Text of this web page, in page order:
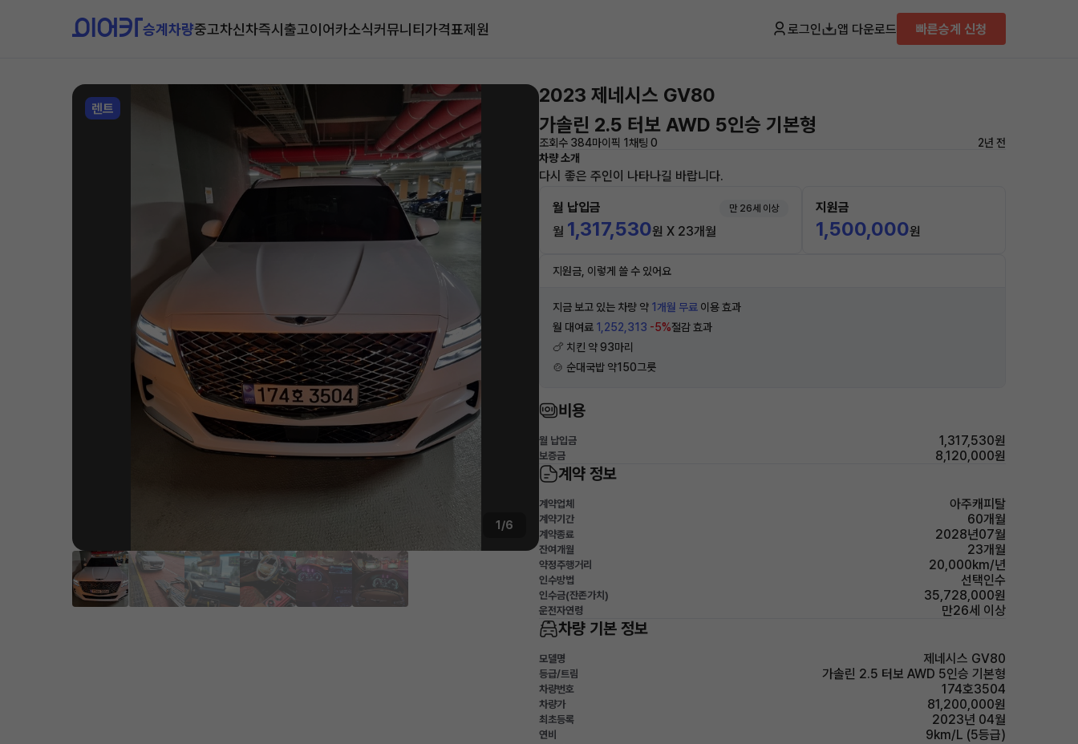
승계차량중고차신차즉시출고이어카소식커뮤니티가격표제원 로그인 앱 다운로드 빠른승계 신청
렌트
1/6
2023 제네시스 GV80
가솔린 2.5 터보 AWD 5인승 기본형
조회수 384마이픽 1채팅 0
2년 전
차량 소개
다시 좋은 주인이 나타나길 바랍니다.
월 납입금 만 26세 이상
월 1,317,530원 X 23개월
지원금
1,500,000원
지원금, 이렇게 쓸 수 있어요
지금 보고 있는 차량 약 1개월 무료 이용 효과
월 대여료 1,252,313 -5%절감 효과
🍗 치킨 약 93마리
🍲 순대국밥 약150그릇
비용
월 납입금 1,317,530원
보증금 8,120,000원
계약 정보
계약업체 아주캐피탈
계약기간 60개월
계약종료 2028년07월
잔여개월 23개월
약정주행거리 20,000km/년
인수방법 선택인수
인수금(잔존가치) 35,728,000원
운전자연령 만26세 이상
차량 기본 정보
모델명 제네시스 GV80
등급/트림 가솔린 2.5 터보 AWD 5인승 기본형
차량번호 174호3504
차량가 81,200,000원
최초등록 2023년 04월
연비 9km/L (5등급)